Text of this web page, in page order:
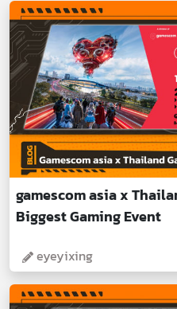
gamescom asia x
Biggest Gaming Event
eyeyixing